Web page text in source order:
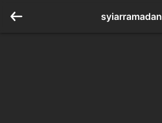
syiarramadan